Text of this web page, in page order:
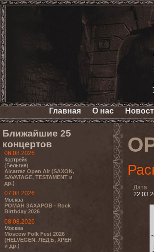
Главная О нас
Ближайшие 25
концертов
06.08.2026
Кортрейк
(Бельгия)
Alcatraz Open Air (SAXON,
SAVATAGE, TESTAMENT и
др.)
07.08.2026
Москва
РОМАН ЗАХАРОВ - Rock
Birthday 2026
08.08.2026
Москва
Moscow Folk Fest 2026
(HELVEGEN, ЛЕДЪ, ХРЕН
и др.)
Дата